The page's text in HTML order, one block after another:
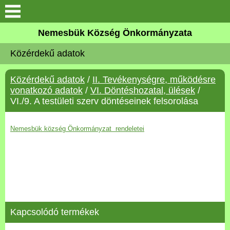
Keresés
Önkormányzat
Közös Önkormányzati
Hivatal
Művelődési ház
Versenyképes Járások
Nemesbük Község Önkormányzata
Közérdekű adatok
Közérdekű adatok / II. Tevékenységre, működésre
vonatkozó adatok / VI. Döntéshozatal, ülések /
VI./9. A testületi szerv döntéseinek felsorolása
Nemesbük község Önkormányzat rendeletei
Kapcsolódó termékek